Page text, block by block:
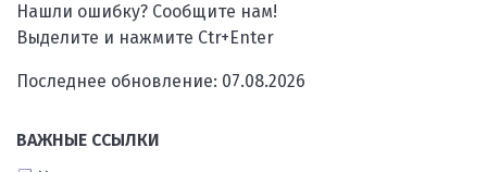
Нашли ошибку? Сообщите нам!
Выделите и нажмите Ctr+Enter
Последнее обновление: 07.08.2026
ВАЖНЫЕ ССЫЛКИ